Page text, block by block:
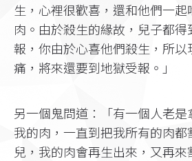
生，心裡很歡喜，還和他們一起
肉。由於殺生的緣故，兒子都
報，你由於心喜他們殺生，所以
痛，將來還要到地獄受報。」
另一個鬼問道：「有一個人老是
我的肉，一直到把我所有的肉
兒，我的肉會再生出來，又再